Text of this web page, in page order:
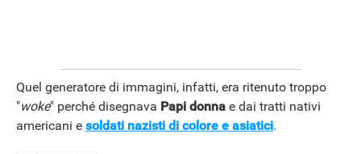
Quel generatore di immagini, infatti, era ritenuto troppo
"woke" perché disegnava Papi donna e dai tratti nativi
americani e soldati nazisti di colore e asiatici.